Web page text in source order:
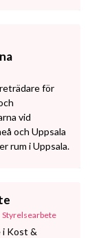
för
vid
och Uppsala
rum i Uppsala.
Styrelsearbete
i Kost &